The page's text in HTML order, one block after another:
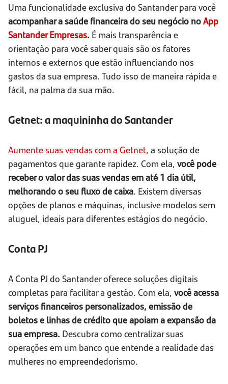
Uma funcionalidade exclusiva do Santander para você
acompanhar a saúde financeira do seu negócio noApp
Santander Empresas. É mais transparência e
orientação para você saber quais são os fatores
internos e externos que estão influenciando nos
gastos da sua empresa. Tudo isso de maneira rápida e
fácil, na palma da sua mão.
Getnet: a maquininha do Santander
Aumente suas vendas com a Getnet, a solução de
pagamentos que garante rapidez. Com ela, você pode
receber o valor das suas vendas em até 1 dia útil,
melhorando o seu fluxo de caixa. Existem diversas
opções de planos e máquinas, inclusive modelos sem
aluguel, ideais para diferentes estágios do negócio.
Conta PJ
A Conta PJ do Santander oferece soluções digitais
completas para facilitar a gestão. Com ela, você acessa
serviços financeiros personalizados, emissão de
boletos e linhas de crédito que apoiam a expansão da
sua empresa. Descubra como centralizar suas
operações em um banco que entende a realidade das
mulheres no empreendedorismo.